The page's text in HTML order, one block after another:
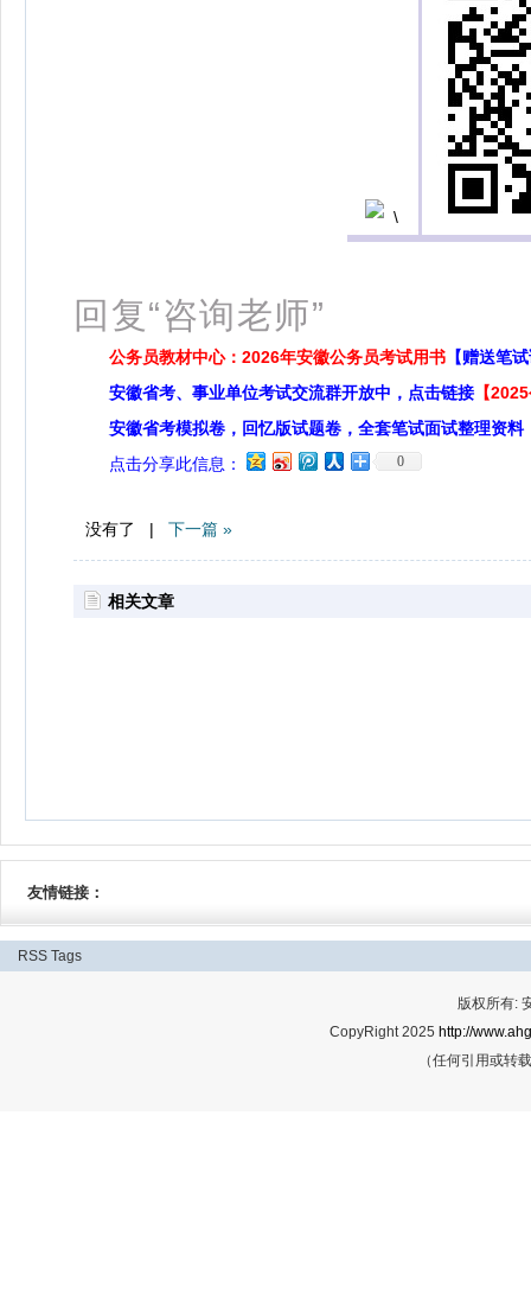
回复“咨询老师”
公务员教材中心：2026年安徽公务员考试用书 【赠送笔
安徽省考、事业单位考试交流群开放中，点击链接 【
安徽省考模拟卷，回忆版试题卷，全套笔试面试整理资料
点击分享此信息：
0
没有了 | 下一篇 »
相关文章
友情链接：
RSS Tags
版权所有:
CopyRight 2025 http://
（任何引用或转